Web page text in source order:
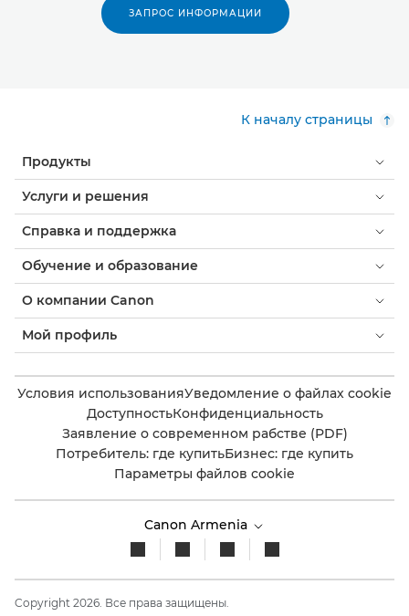
ЗАПРОС ИНФОРМАЦИИ
К началу страницы
Продукты
Услуги и решения
Справка и поддержка
Обучение и образование
О компании Canon
Мой профиль
Условия использованияУведомление о файлах cookie
ДоступностьКонфиденциальность
Заявление о современном рабстве (PDF)
Потребитель: где купитьБизнес: где купить
Параметры файлов cookie
Canon Armenia
Copyright 2026. Все права защищены.